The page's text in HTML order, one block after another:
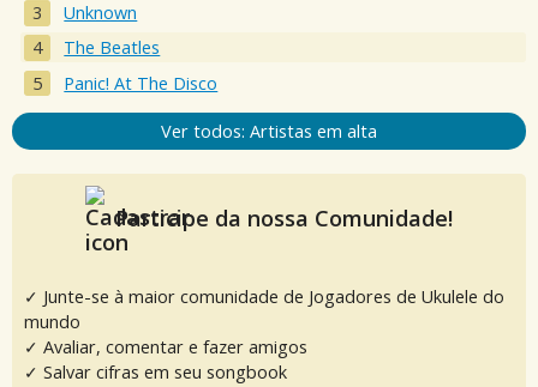
Unknown
The Beatles
Panic! At The Disco
Ver todos: Artistas em alta
Participe da nossa Comunidade!
✓ Junte-se à maior comunidade de Jogadores de Ukulele do
mundo
✓ Avaliar, comentar e fazer amigos
✓ Salvar cifras em seu songbook